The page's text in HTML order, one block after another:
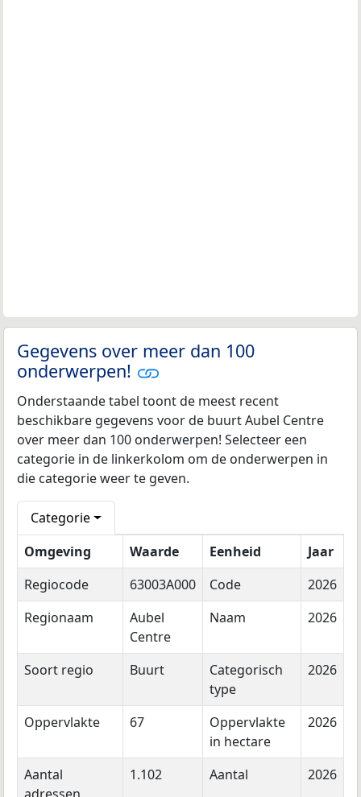
Gegevens over meer dan 100
onderwerpen!
Onderstaande tabel toont de meest recent
beschikbare gegevens voor de buurt Aubel Centre
over meer dan 100 onderwerpen! Selecteer een
categorie in de linkerkolom om de onderwerpen in
die categorie weer te geven.
Categorie
Omgeving
Waarde Eenheid
Jaar
Regiocode
63003A000 Code
2026
Regionaam
Aubel
Centre
Naam 2026
Soort regio Buurt
Categorisch
type
2026
Oppervlakte 67
Oppervlakte
in hectare
2026
Aantal
1.102 Aantal 2026